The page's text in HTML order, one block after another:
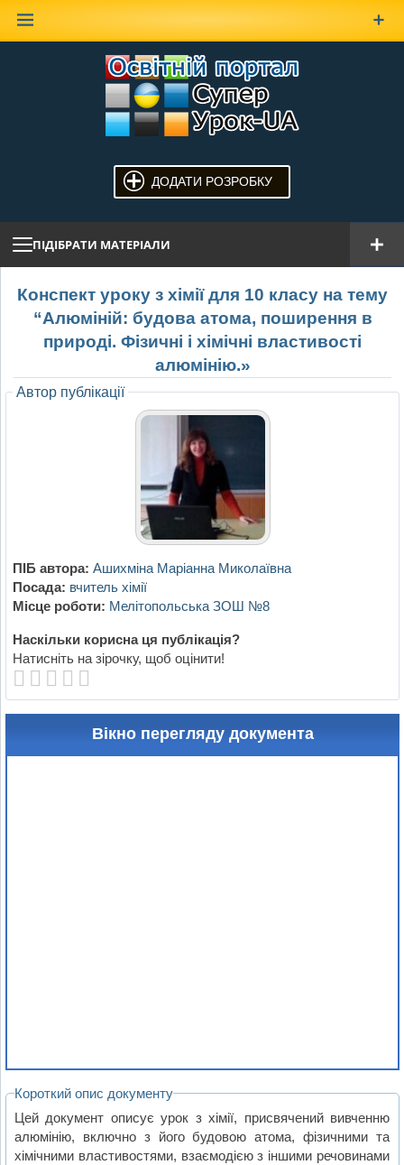
ДОДАТИ РОЗРОБКУ
ПІДІБРАТИ МАТЕРІАЛИ
Конспект уроку з хімії для 10 класу на тему
“Алюміній: будова атома, поширення в
природі. Фізичні і хімічні властивості
алюмінію.»
Автор публікації
ПІБ автора: Ашихміна Маріанна Миколаївна
Посада: вчитель хімії
Місце роботи: Мелітопольська ЗОШ №8
Наскільки корисна ця публікація?
Натисніть на зірочку, щоб оцінити!
Вікно перегляду документа
Короткий опис документу
Цей документ описує урок з хімії, присвячений вивченню
алюмінію, включно з його будовою атома, фізичними та
хімічними властивостями, взаємодією з іншими речовинами